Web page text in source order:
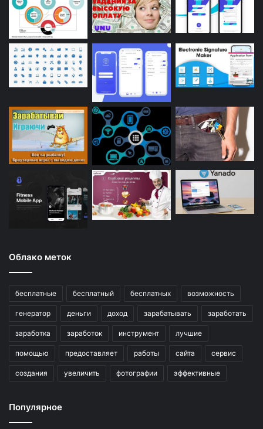
Облако меток
бесплатные бесплатный бесплатных возможность
генератор деньги доход зарабатывать заработать
заработка заработок инструмент лучшие
помощью предоставляет работы сайта сервис
создания увеличить фотографии эффективные
Популярное